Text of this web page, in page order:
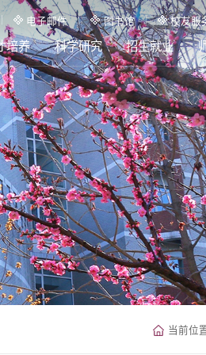
电子邮件 图书馆 校友服
培养 科学研究 招生就业
当前位